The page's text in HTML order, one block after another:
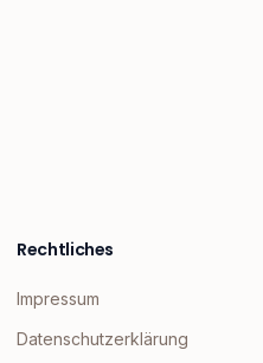
Rechtliches
Impressum
Datenschutzerklärung